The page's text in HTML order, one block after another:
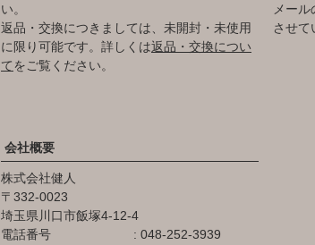
い。
返品・交換につきましては、未開封・未使用
に限り可能です。詳しくは返品・交換につい
てをご覧ください。
メー
させて
会社概要
株式会社健人
332-0023
埼玉県川口市飯塚4-12-4
電話番号
048-252-3939